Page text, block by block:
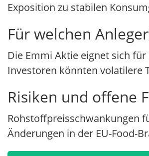
Exposition zu stabilen
Für welchen
Die Emmi Aktie eignet sich
Investoren könnten volatilere
Risiken und offene
Rohstoffpreisschwankungen
Änderungen in der EU-Food-